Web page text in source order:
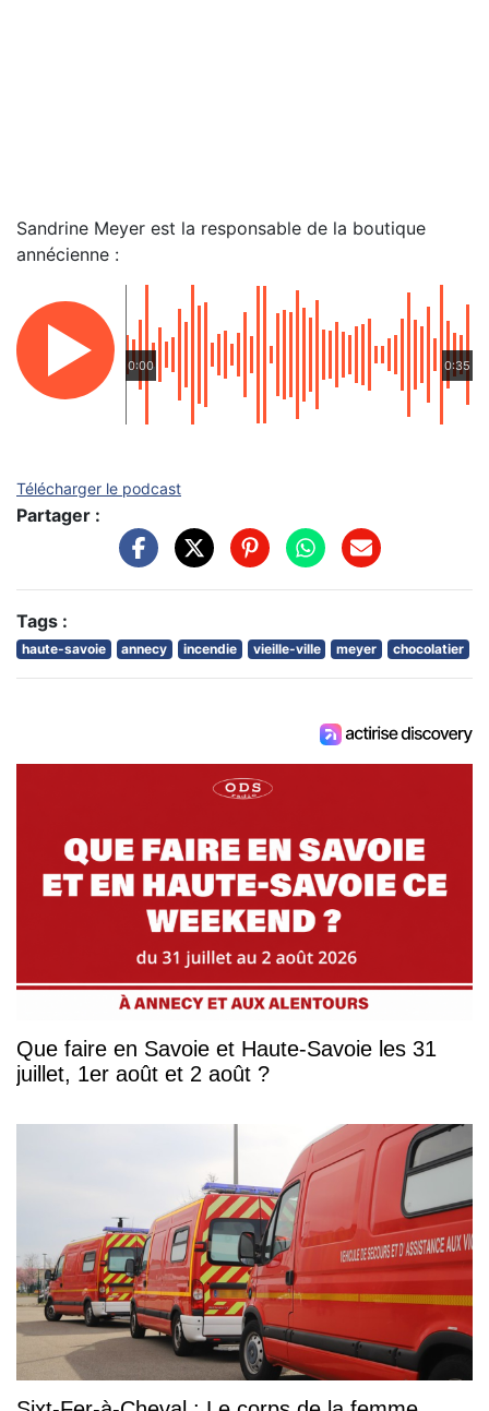
Sandrine Meyer est la responsable de la boutique
annécienne :
0:00 0:35
Télécharger le podcast
Partager :
Tags :
haute-savoie annecy incendie vieille-ville meyer chocolatier
Que faire en Savoie et Haute-Savoie les 31
juillet, 1er août et 2 août ?